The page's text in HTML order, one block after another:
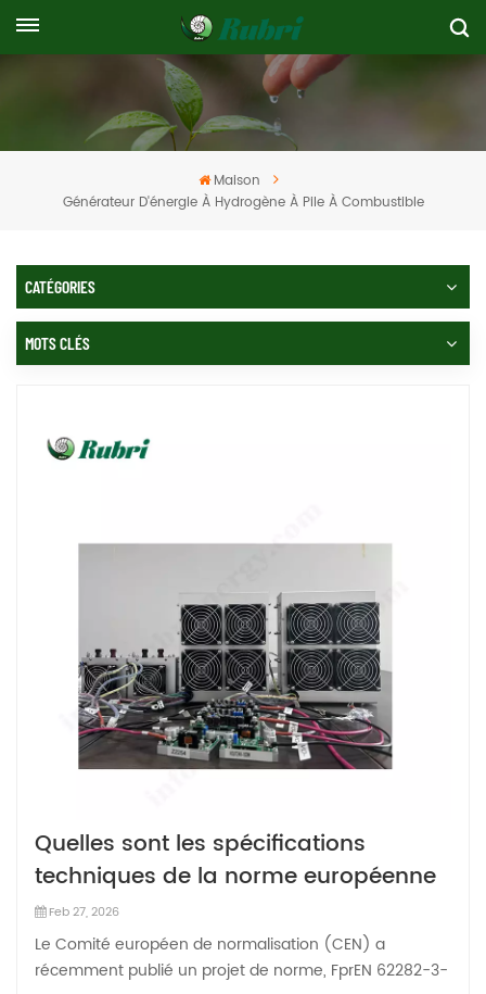
Maison
Générateur D'énergie À Hydrogène À Pile À Combustible
CATÉGORIES
MOTS CLÉS
Quelles sont les spécifications
techniques de la norme européenne
relative aux systèmes de production
d'énergie par piles à combustible
stationnaires ?
Feb 27, 2026
Le Comité européen de normalisation (CEN) a
récemment publié un projet de norme, FprEN 62282-3-